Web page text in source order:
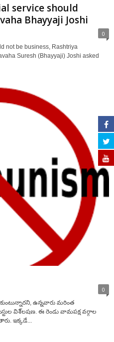
service should
Bhayyaji Joshi
0
not be business, Rashtriya
Suresh (Bhayyaji) Joshi asked
0
ఉన్నవారు మరింత
విశే్లషణ. ఈ రెండు వామపక్ష వర్గాల
ఇక్కడే...